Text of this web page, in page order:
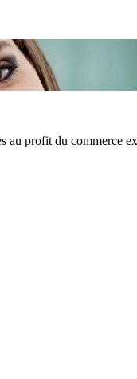
au profit du commerce